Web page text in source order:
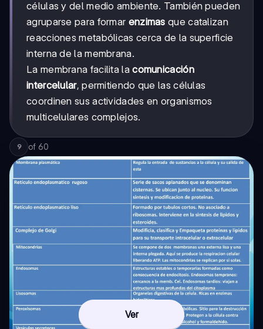
células y del medio ambiente. También pueden
agruparse para formar enzimas que catalizan
reacciones metabólicas cerca de la superficie
interna de la membrana.
La membrana facilita lacomunicación
intercelular, permitiendo que las células
coordinen sus actividades en organismos
multicelulares complejos.
9 of 60
Ver